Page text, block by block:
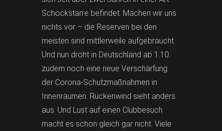
Schockstarre befindet. Machen wir uns
nichts vor – die Reserven bei den
meisten sind mittlerweile aufgebraucht.
Und nun droht in Deutschland ab 1.10.
zudem noch eine neue Verschärfung
der Corona-Schutzmaßnahmen in
Innenräumen. Rückenwind sieht anders
aus. Und Lust auf einen Clubbesuch
macht es schon gleich gar nicht. Viele